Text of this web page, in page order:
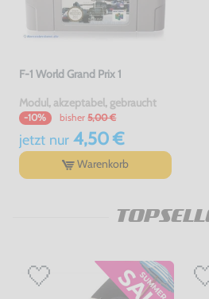
F-1 World Grand Prix 1
Modul, akzeptabel, gebraucht
-10% bisher 5,00 €
jetzt nur4,50 €
Warenkorb